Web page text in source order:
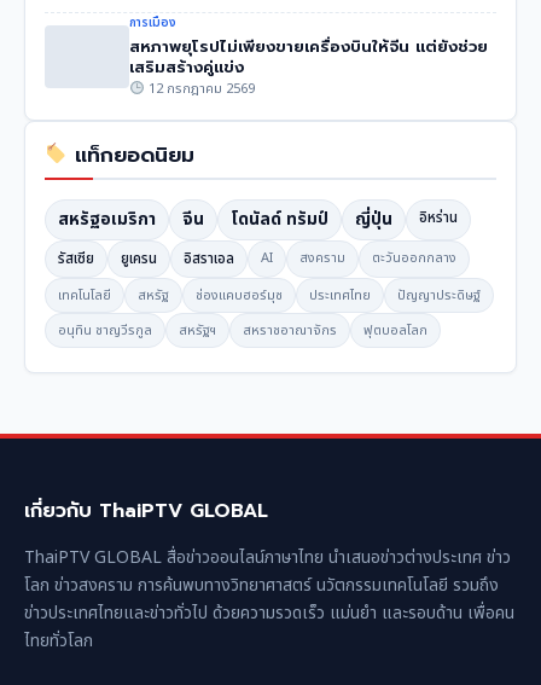
การเมือง
สหภาพยุโรปไม่เพียงขายเครื่องบินให้จีน แต่ยังช่วย
เสริมสร้างคู่แข่ง
12 กรกฎาคม 2569
แท็กยอดนิยม
สหรัฐอเมริกา จีน โดนัลด์ ทรัมป์ ญี่ปุ่น
อิหร่าน
รัสเซีย
ยูเครน อิสราเอล AI สงคราม
ตะวันออกกลาง
เทคโนโลยี
สหรัฐ ช่องแคบฮอร์มุซ ประเทศไทย
ปัญญาประดิษฐ์
อนุทิน ชาญวีรกูล
สหรัฐฯ สหราชอาณาจักร ฟุตบอลโลก
เกี่ยวกับ ThaiPTV GLOBAL
ThaiPTV GLOBAL สื่อข่าวออนไลน์ภาษาไทย นำเสนอข่าวต่างประเทศ ข่าว
โลก ข่าวสงคราม การค้นพบทางวิทยาศาสตร์ นวัตกรรมเทคโนโลยี รวมถึง
ข่าวประเทศไทยและข่าวทั่วไป ด้วยความรวดเร็ว แม่นยำ และรอบด้าน เพื่อคน
ไทยทั่วโลก